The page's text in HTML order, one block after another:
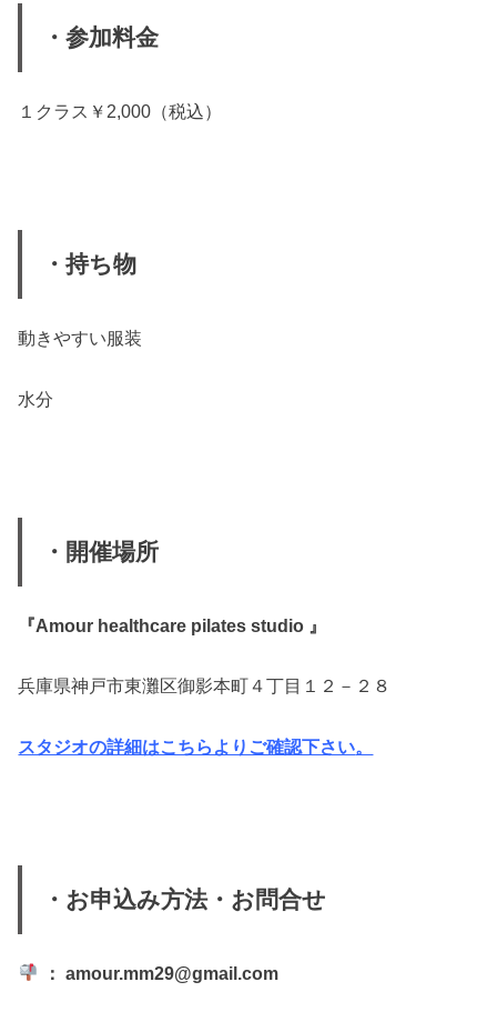
・参加料金
１クラス￥2,000（税込）
・持ち物
動きやすい服装
水分
・開催場所
『Amour healthcare pilates studio 』
兵庫県神戸市東灘区御影本町４丁目１２－２８
スタジオの詳細はこちらよりご確認下さい。
・お申込み方法・お問合せ
： amour.mm29@gmail.com